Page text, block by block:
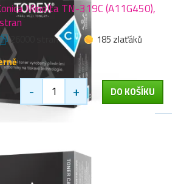
Minolta TN-319C (A11G450),
26000 stran
185 zlaťáků
- + DO KOŠÍKU